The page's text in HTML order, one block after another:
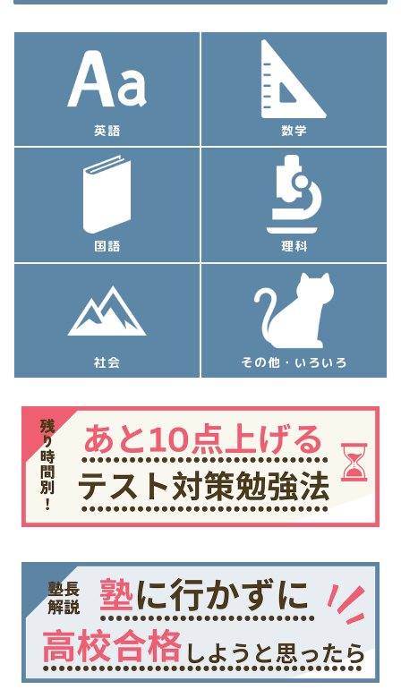
英語 数学
国語 理科
社会 その他・いろいろ